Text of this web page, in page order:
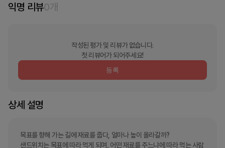
익명 리뷰0개
작성된 평가 및 리뷰가 없습니다.
첫 리뷰어가 되어주세요!
등록
상세 설명
목표를 향해 가는 길에 재료를 줍다, 얼마나 높이 올라갈까?
샌드위치는 목표에 따라 먹게 되며, 어떤 재료를 주느냐에 따라 먹는 사람